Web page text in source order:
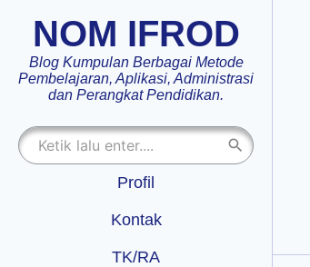
NOM IFROD
Blog Kumpulan Berbagai Metode
Pembelajaran, Aplikasi, Administrasi
dan Perangkat Pendidikan.
Profil
Kontak
TK/RA